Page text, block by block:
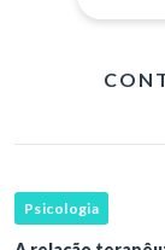
Psicologia